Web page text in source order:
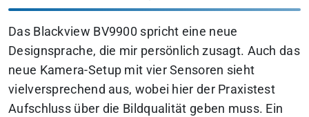
Das Blackview BV9900 spricht eine neue
Designsprache, die mir persönlich zusagt. Auch das
neue Kamera-Setup mit vier Sensoren sieht
vielversprechend aus, wobei hier der Praxistest
Aufschluss über die Bildqualität geben muss. Ein